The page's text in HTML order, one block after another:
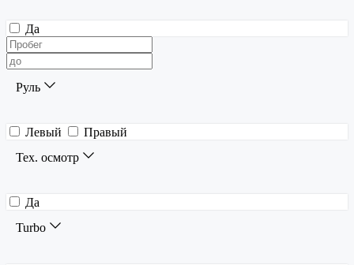
Да
Руль
Левый
Правый
Тех. осмотр
Да
Turbo